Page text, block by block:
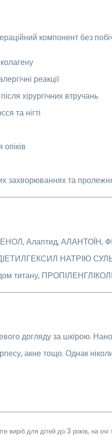
компонент без
реакції
хірургічних втручань
та нігті
захворюваннях та
Алаптид, АЛАНТОЇН,
НАТРІЮ
титану,
догляду за шкірою.
акне тощо. Однак
виріб для дітей до 3 років, на